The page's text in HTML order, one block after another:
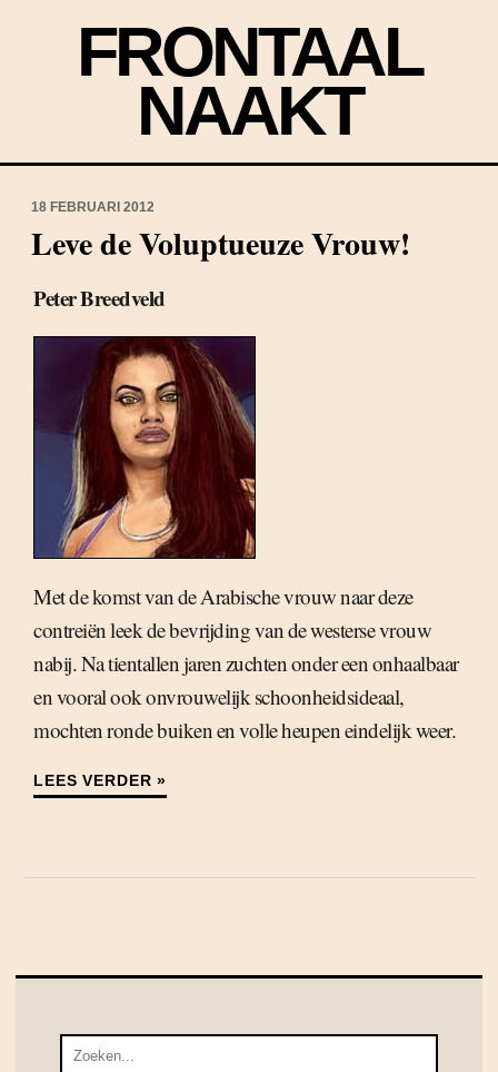
FRONTAAL
NAAKT
18 FEBRUARI 2012
Leve de Voluptueuze Vrouw!
Peter Breedveld
Met de komst van de Arabische vrouw naar deze
contreiën leek de bevrijding van de westerse vrouw
nabij. Na tientallen jaren zuchten onder een onhaalbaar
en vooral ook onvrouwelijk schoonheidsideaal,
mochten ronde buiken en volle heupen eindelijk weer.
LEES VERDER »